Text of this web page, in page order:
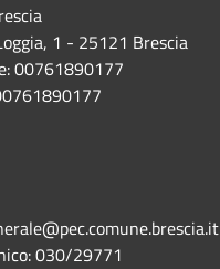
1 - 25121 Brescia
00761890177
030/29771